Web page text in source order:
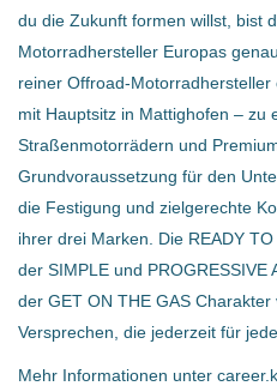
du die Zukunft formen willst, bist
Motorradhersteller Europas
reiner Offroad-
mit Hauptsitz in Mattighofen – zu
Straßenmotorrädern und
Grundvoraussetzung für den
die Festigung und zielgerechte
ihrer drei Marken. Die READY
der SIMPLE und
der GET ON THE GAS Charakter
Versprechen, die jederzeit für
Mehr Informationen unter